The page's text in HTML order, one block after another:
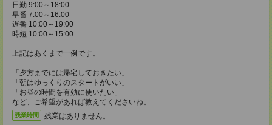
日勤 9:00～18:00
早番 7:00～16:00
遅番 10:00～19:00
時短 10:00～15:00
上記はあくまで一例です。
「夕方までには帰宅しておきたい」
「朝はゆっくりのスタートがいい」
「お昼の時間を有効に使いたい」
など、ご希望があれば教えてくださいね。
残業時間 残業はありません。